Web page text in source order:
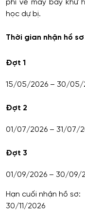
phí vé máy bay khứ
học dự bị.
Thời gian nhận hồ
Đợt 1
15/05/2026 – 30/05/
Đợt 2
01/07/2026 – 31/07/
Đợt 3
01/09/2026 – 30/09/
Hạn cuối nhận hồ sơ:
30/11/2026